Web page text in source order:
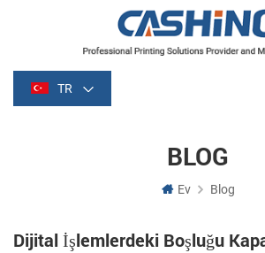
TR
BLOG
Ev Blog